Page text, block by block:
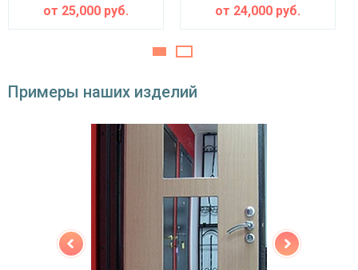
Звуко- и
теплоизоляция
двойной контур уплотнения,
Направление
наружное / внутреннее,
левое / правое (на выбор)
от 25,000 руб. от 24,000 руб.
Примеры наших изделий